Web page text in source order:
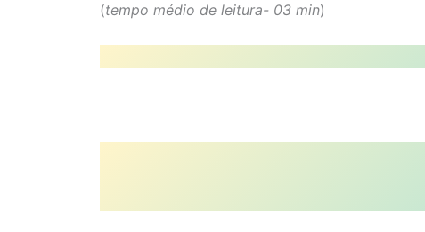
(tempo médio de leitura- 03 min)